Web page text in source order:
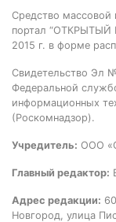
Средство массовой
портал “ОТКРЫТЫЙ
2015 г. в форме
Свидетельство Эл
Федеральной
информационных
(Роскомнадзор).
Учредитель: ООО
Главный редактор:
Адрес редакции:
Новгород, улица